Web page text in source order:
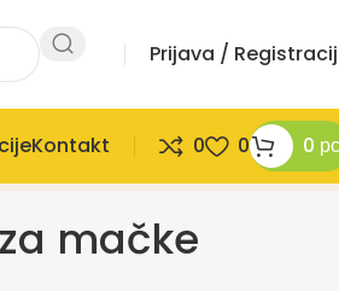
Prijava /
Kontakt 0 0 0
mačke